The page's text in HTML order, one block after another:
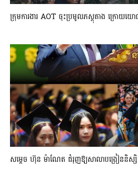
ក្រុមការងារ AOT ចុះប្រមូលភស្តុតាង ក្រោយយោ
សម្តេច ហ៊ុន ម៉ាណែត ជំរុញឱ្យសាលាបង្រៀននិស្